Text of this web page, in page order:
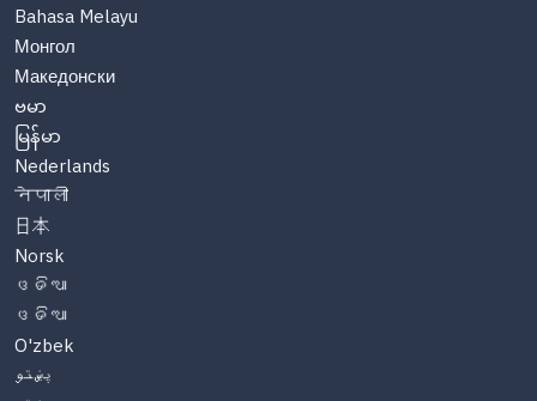
Bahasa Melayu
Монгол
Македонски
ဗမာ
မြန်မာ
Nederlands
नेपाली
日本
Norsk
ଓଡିଆ
ଓଡିଆ
O'zbek
پښتو